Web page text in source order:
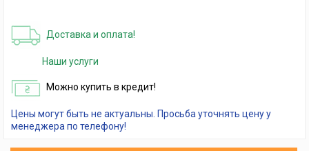
Доставка и оплата!
Наши услуги
Можно купить в кредит!
Цены могут быть не актуальны. Просьба уточнять цену у
менеджера по телефону!